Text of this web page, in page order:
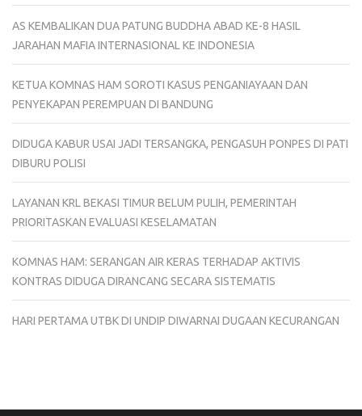
AS KEMBALIKAN DUA PATUNG BUDDHA ABAD KE-8 HASIL
JARAHAN MAFIA INTERNASIONAL KE INDONESIA
KETUA KOMNAS HAM SOROTI KASUS PENGANIAYAAN DAN
PENYEKAPAN PEREMPUAN DI BANDUNG
DIDUGA KABUR USAI JADI TERSANGKA, PENGASUH PONPES DI PATI
DIBURU POLISI
LAYANAN KRL BEKASI TIMUR BELUM PULIH, PEMERINTAH
PRIORITASKAN EVALUASI KESELAMATAN
KOMNAS HAM: SERANGAN AIR KERAS TERHADAP AKTIVIS
KONTRAS DIDUGA DIRANCANG SECARA SISTEMATIS
HARI PERTAMA UTBK DI UNDIP DIWARNAI DUGAAN KECURANGAN